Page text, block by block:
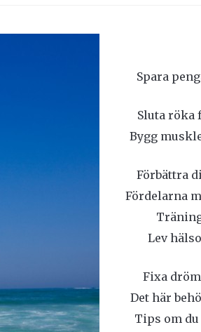
Spara
Sluta röka
Bygg
Förbättra
Fördelarna
Lev
Fixa
Det här
Tips om